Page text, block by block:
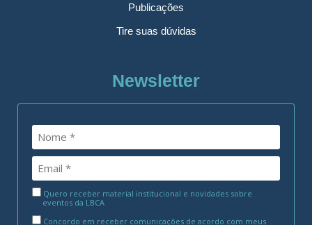
Publicações
Tire suas dúvidas
Newsletter
Quero receber material institucional e novidades sobre
eventos da LBCA
Concordo em receber comunicações de acordo com meus